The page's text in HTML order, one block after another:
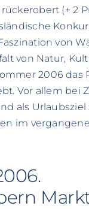
(+ 2
von
von Natur,
2006
Vor allem bei
als
im